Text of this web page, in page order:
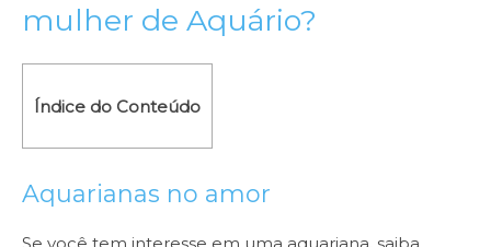
mulher de Aquário?
Índice do Conteúdo
Aquarianas no amor